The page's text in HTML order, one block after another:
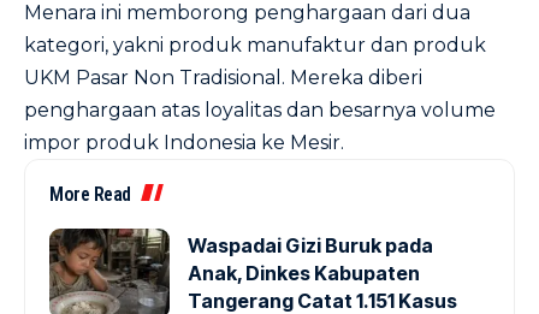
Menara ini memborong penghargaan dari dua
kategori, yakni produk manufaktur dan produk
UKM Pasar Non Tradisional. Mereka diberi
penghargaan atas loyalitas dan besarnya volume
impor produk Indonesia ke Mesir.
More Read
Waspadai Gizi Buruk pada
Anak, Dinkes Kabupaten
Tangerang Catat 1.151 Kasus